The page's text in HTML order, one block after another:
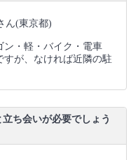
ん(東京都)
ン・軽・バイク・電車
が、なければ近隣の駐
ち会いが必要でしょう